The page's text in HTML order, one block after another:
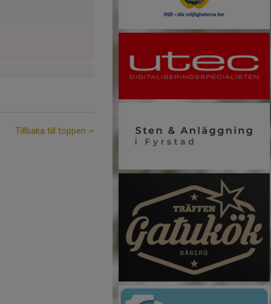
Tillbaka till toppen